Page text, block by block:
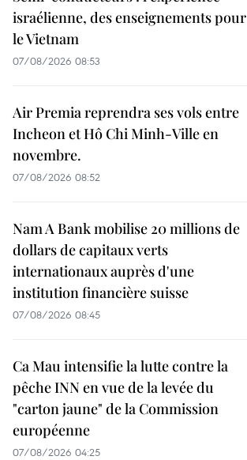
israélienne, des enseignements pour
le Vietnam
07/08/2026 08:53
Air Premia reprendra ses vols entre
Incheon et Hô Chi Minh-Ville en
novembre.
07/08/2026 08:52
Nam A Bank mobilise 20 millions de
dollars de capitaux verts
internationaux auprès d'une
institution financière suisse
07/08/2026 08:45
Ca Mau intensifie la lutte contre la
pêche INN en vue de la levée du
"carton jaune" de la Commission
européenne
07/08/2026 04:25